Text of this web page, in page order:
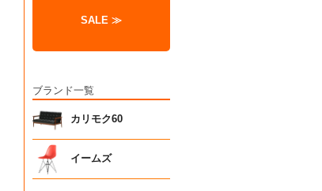
SALE ≫
ブランド一覧
カリモク60
イームズ